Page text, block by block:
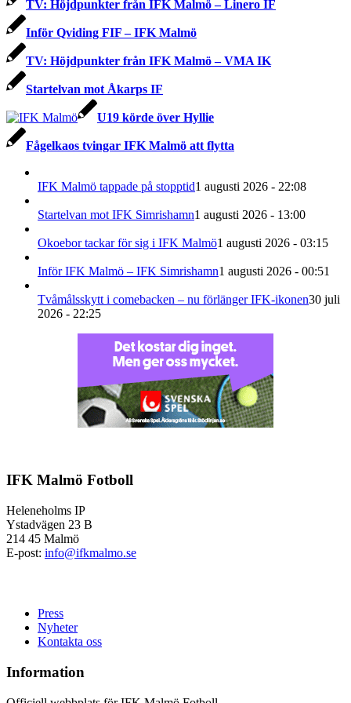
TV: Höjdpunkter från IFK Malmö – Linero IF
Inför Qviding FIF – IFK Malmö
TV: Höjdpunkter från IFK Malmö – VMA IK
Startelvan mot Åkarps IF
U19 körde över Hyllie
Fågelkaos tvingar IFK Malmö att flytta
IFK Malmö tappade på stopptid1 augusti 2026 - 22:08
Startelvan mot IFK Simrishamn1 augusti 2026 - 13:00
Okoebor tackar för sig i IFK Malmö1 augusti 2026 - 03:15
Inför IFK Malmö – IFK Simrishamn1 augusti 2026 - 00:51
Tvåmålsskytt i comebacken – nu förlänger IFK-ikonen30 juli
2026 - 22:25
IFK Malmö Fotboll
Heleneholms IP
Ystadvägen 23 B
214 45 Malmö
E-post: info@ifkmalmo.se
Press
Nyheter
Kontakta oss
Information